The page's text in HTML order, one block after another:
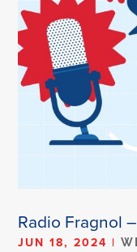
Radio Fragnol
JUN 18, 2024 |